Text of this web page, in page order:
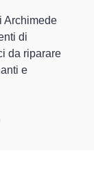
Archimede
di
da riparare
e